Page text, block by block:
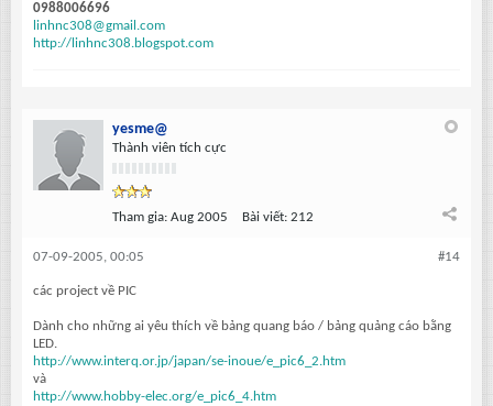
0988006696
linhnc308@gmail.com
http://linhnc308.blogspot.com
yesme@
Thành viên tích cực
Tham gia: Aug 2005 Bài viết: 212
#14
07-09-2005, 00:05
các project về PIC
Dành cho những ai yêu thích về bảng quang báo / bảng quảng cáo bằng
LED.
http://www.interq.or.jp/japan/se-inoue/e_pic6_2.htm
và
http://www.hobby-elec.org/e_pic6_4.htm